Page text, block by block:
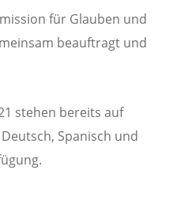
für Glauben und
beauftragt und
stehen bereits auf
Spanisch und